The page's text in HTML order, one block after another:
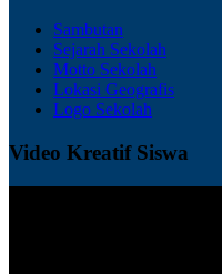
Sambutan
Sejarah Sekolah
Motto Sekolah
Lokasi Geografis
Logo Sekolah
Video Kreatif Siswa